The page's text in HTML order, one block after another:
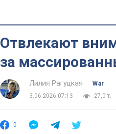
Отвлекают
за
Лилия Рагуцкая
War
3.06.2026 07:13
27,0 т.
0